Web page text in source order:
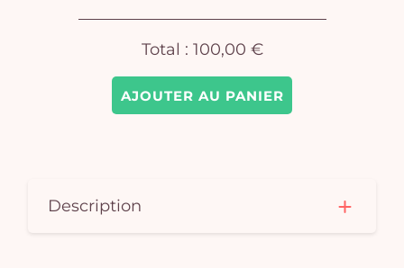
AJOUTER AU PANIER
Total : 100,00 €
Description